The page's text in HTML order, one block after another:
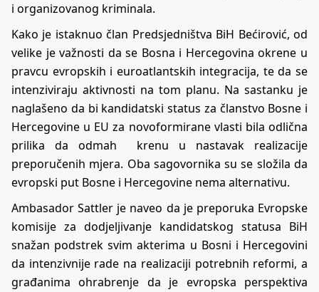
i organizovanog kriminala.
Kako je istaknuo član Predsjedništva BiH Bećirović, od
velike je važnosti da se Bosna i Hercegovina okrene u
pravcu evropskih i euroatlantskih integracija, te da se
intenziviraju aktivnosti na tom planu. Na sastanku je
naglašeno da bi kandidatski status za članstvo Bosne i
Hercegovine u EU za novoformirane vlasti bila odlična
prilika da odmah krenu u nastavak realizacije
preporučenih mjera. Oba sagovornika su se složila da
evropski put Bosne i Hercegovine nema alternativu.
Ambasador Sattler je naveo da je preporuka Evropske
komisije za dodjeljivanje kandidatskog statusa BiH
snažan podstrek svim akterima u Bosni i Hercegovini
da intenzivnije rade na realizaciji potrebnih reformi, a
građanima ohrabrenje da je evropska perspektiva